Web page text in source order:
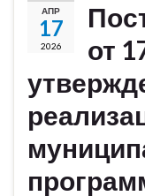
АПР
17
2026
от